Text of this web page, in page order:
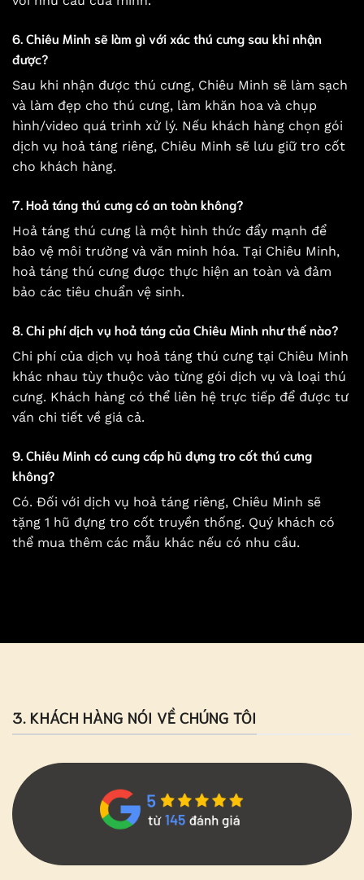
6. Chiêu Minh sẽ làm gì với xác thú cưng sau khi nhận
được?
Sau khi nhận được thú cưng, Chiêu Minh sẽ làm sạch
và làm đẹp cho thú cưng, làm khăn hoa và chụp
hình/video quá trình xử lý. Nếu khách hàng chọn gói
dịch vụ hoả táng riêng, Chiêu Minh sẽ lưu giữ tro cốt
cho khách hàng.
7. Hoả táng thú cưng có an toàn không?
Hoả táng thú cưng là một hình thức đẩy mạnh để
bảo vệ môi trường và văn minh hóa. Tại Chiêu Minh,
hoả táng thú cưng được thực hiện an toàn và đảm
bảo các tiêu chuẩn vệ sinh.
8. Chi phí dịch vụ hoả táng của Chiêu Minh như thế nào?
Chi phí của dịch vụ hoả táng thú cưng tại Chiêu Minh
khác nhau tùy thuộc vào từng gói dịch vụ và loại thú
cưng. Khách hàng có thể liên hệ trực tiếp để được tư
vấn chi tiết về giá cả.
9. Chiêu Minh có cung cấp hũ đựng tro cốt thú cưng
không?
Có. Đối với dịch vụ hoả táng riêng, Chiêu Minh sẽ
tặng 1 hũ đựng tro cốt truyền thống. Quý khách có
thể mua thêm các mẫu khác nếu có nhu cầu.
3. KHÁCH HÀNG NÓI VỀ CHÚNG TÔI